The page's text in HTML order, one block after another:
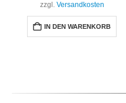
zzgl. Versandkosten
IN DEN WARENKORB